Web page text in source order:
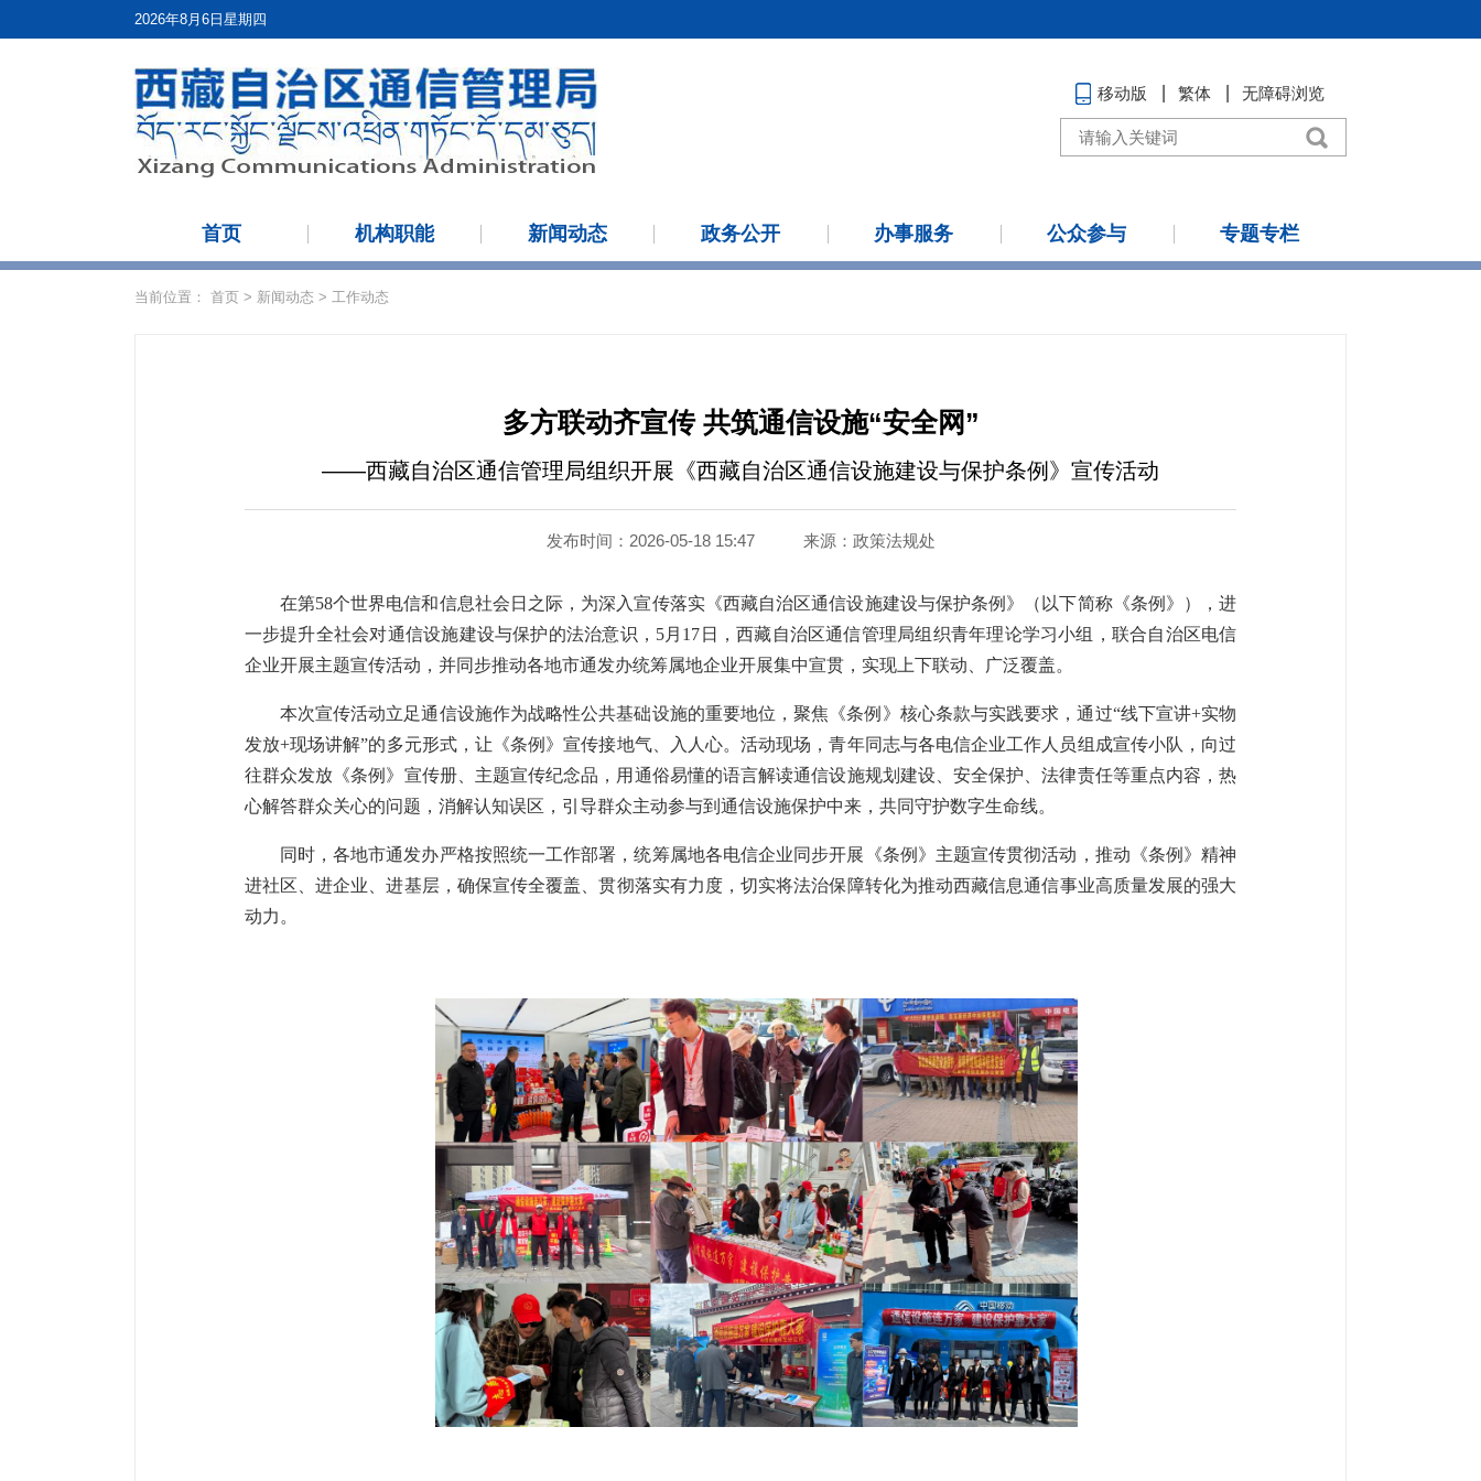
2026年8月6日星期四
移动版 繁体 无障碍浏览
首页 机构职能 新闻动态 政务公开 办事服务 公众参与 专题专栏
当前位置： 首页 > 新闻动态 > 工作动态
多方联动齐宣传 共筑通信设施“安全网”
——西藏自治区通信管理局组织开展《西藏自治区通信设施建设与保护条例》宣传活动
发布时间：2026-05-18 15:47 来源： 政策法规处
在第58个世界电信和信息社会日 之际， 为深入宣传落实《西藏自治区通信设施建设与保护条例》（以下简称《条例》），进
一步提升全社会对通信设施建设与保护的法治意识， 5月17日，西藏自治区通信管理局组织青年理论学习小组，联合自治区电信
企业开展主题宣传活动， 并同步推动各地市通发办统筹属地企业开展集中宣贯，实现上下联动、 广泛覆盖。
本次宣传活动立足通信设施作为战略性公共基础设施的重要地位，聚焦《条例》核心条款与实践要求，通过“线下宣讲+实物
发放+现场讲解”的多元形式，让《条例》宣传接地气、入人心。活动现场，青年同志与各电信企业工作人员组成宣传小队，向过
往群众发放《条例》宣传册、主题宣传纪念品，用通俗易懂的语言解读通信设施规划建设、安全保护、法律责任等重点内容，热
心解答群众关心的问题， 消解认知误区，引导群众主动参与到通信设施保护中来，共同守护数字生命线。
同时，各地市通发办严格按照统一工作部署，统筹属地各电信企业同步开展《条例》主题宣传贯彻活动 ， 推动《条例》精神
进社区、进企业、进基层，确保宣传全覆盖 、贯彻落实有力度，切实将法治保障转化为推动西藏信息通信事业高质量发展的强大
动力。